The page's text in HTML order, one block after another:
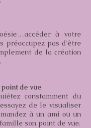
à votre
préoccupez pas d’être
de la création
point de vue
constamment du
de le visualiser
à un ami ou un
son point de vue.